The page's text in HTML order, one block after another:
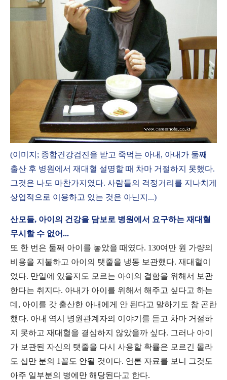
(이미지; 종합건강검진을 받고 죽먹는 아내, 아내가 둘째
출산 후 병원에서 재대혈 설명할 때 차마 거절하지 못했다.
그것은 나도 마찬가지였다. 사람들의 걱정거리를 지나치게
상업적으로 이용하고 있는 것은 아닌지...)
산모들, 아이의 건강을 담보로 병원에서 요구하는 재대혈
무시할 수 없어...
또 한 번은 둘째 아이를 놓았을 때였다. 130여만 원 가량의
비용을 지불하고 아이의 탯줄을 냉동 보관했다. 재대혈이
었다. 만일에 있을지도 모르는 아이의 결함을 위해서 보관
한다는 취지다. 아내가 아이를 위해서 해주고 싶다고 하는
데, 아이를 갓 출산한 아내에게 안 된다고 말하기도 참 곤란
했다. 아내 역시 병원관계자의 이야기를 듣고 차마 거절하
지 못하고 재대혈을 결심하지 않았을까 싶다. 그러나 아이
가 보관된 자신의 탯줄을 다시 사용할 확률은 모르긴 몰라
도 십만 분의 1꼴도 안될 것이다. 언론 자료를 보니 그것도
아주 일부분의 병에만 해당된다고 한다.